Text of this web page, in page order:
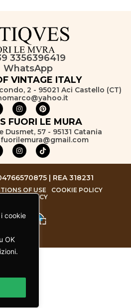
cookie
OK
3356396419
WhatsApp
VINTAGE ITALY
2 - 95021 Aci Castello (CT)
FUORI LE MURA
Dusmet, 57 - 95131 Catania
| REA 318231
OF USE
COOKIE POLICY
POLICY